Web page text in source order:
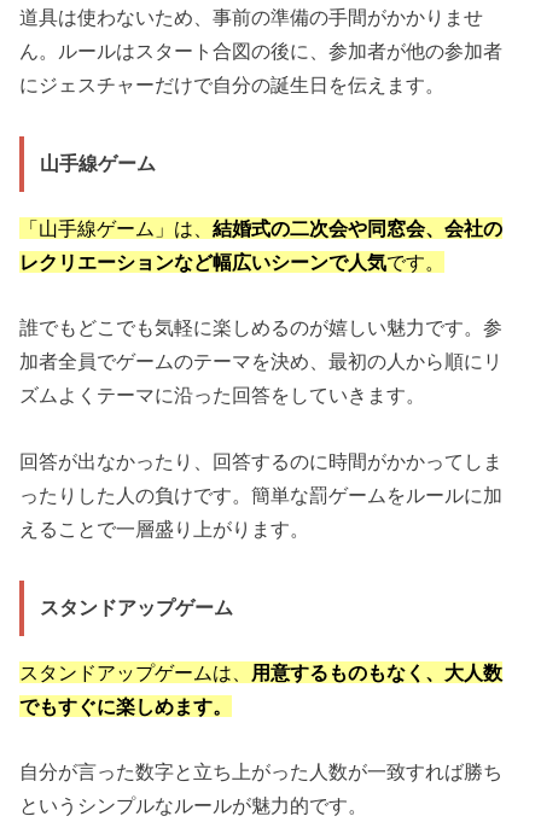
道具は使わないため、事前の準備の手間がかかりませ
ん。ルールはスタート合図の後に、参加者が他の参加者
にジェスチャーだけで自分の誕生日を伝えます。
山手線ゲーム
「山手線ゲーム」は、結婚式の二次会や同窓会、会社の
レクリエーションなど幅広いシーンで人気です。
誰でもどこでも気軽に楽しめるのが嬉しい魅力です。参
加者全員でゲームのテーマを決め、最初の人から順にリ
ズムよくテーマに沿った回答をしていきます。
回答が出なかったり、回答するのに時間がかかってしま
ったりした人の負けです。簡単な罰ゲームをルールに加
えることで一層盛り上がります。
スタンドアップゲーム
スタンドアップゲームは、 用意するものもなく、大人数
でもすぐに楽しめます。
自分が言った数字と立ち上がった人数が一致すれば勝ち
というシンプルなルールが魅力的です。